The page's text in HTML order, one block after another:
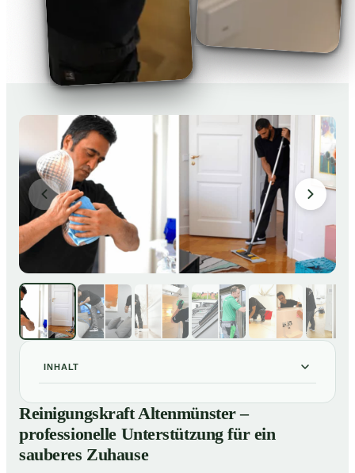
INHALT
01Reinigungskraft Altenmünster – professionelle
Unterstützung für ein sauberes Zuhause
02 Unsere Leistungen im Überblick
Reinigungskraft Altenmünster –
professionelle Unterstützung für ein
sauberes Zuhause